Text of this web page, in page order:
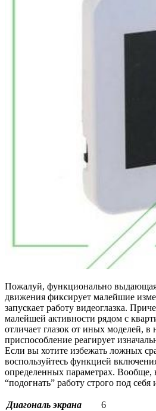
Пожалуй, функционально
движения фиксирует малейшие
запускает работу видеоглазка.
малейшей активности рядом с
отличает глазок от иных моделей, в
приспособление реагирует
Если вы хотите избежать ложных
воспользуйтесь функцией
определенных параметрах. Вообще,
“подогнать” работу строго под
Диагональ экрана
6